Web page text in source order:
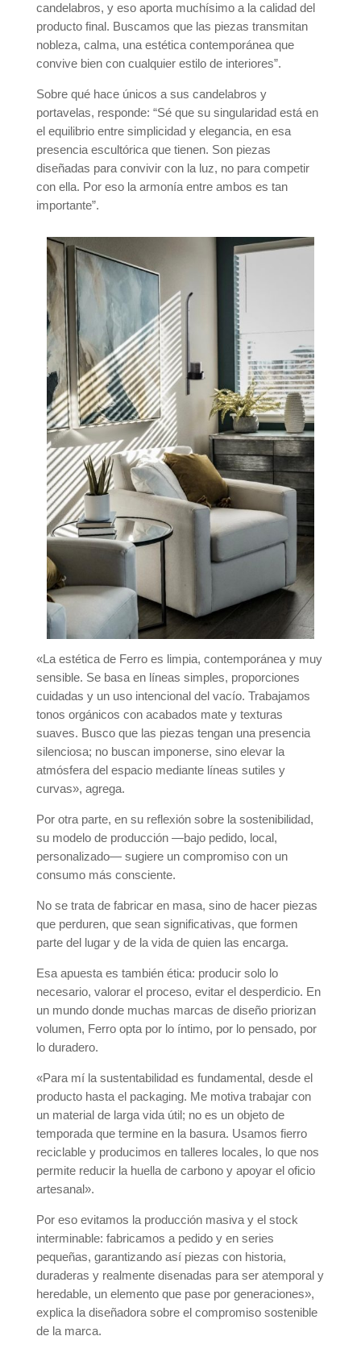
candelabros, y eso aporta muchísimo a la calidad del
producto final. Buscamos que las piezas transmitan
nobleza, calma, una estética contemporánea que
convive bien con cualquier estilo de interiores”.
Sobre qué hace únicos a sus candelabros y
portavelas, responde: “Sé que su singularidad está en
el equilibrio entre simplicidad y elegancia, en esa
presencia escultórica que tienen. Son piezas
diseñadas para convivir con la luz, no para competir
con ella. Por eso la armonía entre ambos es tan
importante”.
«La estética de Ferro es limpia, contemporánea y muy
sensible. Se basa en líneas simples, proporciones
cuidadas y un uso intencional del vacío. Trabajamos
tonos orgánicos con acabados mate y texturas
suaves. Busco que las piezas tengan una presencia
silenciosa; no buscan imponerse, sino elevar la
atmósfera del espacio mediante líneas sutiles y
curvas», agrega.
Por otra parte, en su reflexión sobre la sostenibilidad,
su modelo de producción —bajo pedido, local,
personalizado— sugiere un compromiso con un
consumo más consciente.
No se trata de fabricar en masa, sino de hacer piezas
que perduren, que sean significativas, que formen
parte del lugar y de la vida de quien las encarga.
Esa apuesta es también ética: producir solo lo
necesario, valorar el proceso, evitar el desperdicio. En
un mundo donde muchas marcas de diseño priorizan
volumen, Ferro opta por lo íntimo, por lo pensado, por
lo duradero.
«Para mí la sustentabilidad es fundamental, desde el
producto hasta el packaging. Me motiva trabajar con
un material de larga vida útil; no es un objeto de
temporada que termine en la basura. Usamos fierro
reciclable y producimos en talleres locales, lo que nos
permite reducir la huella de carbono y apoyar el oficio
artesanal».
Por eso evitamos la producción masiva y el stock
interminable: fabricamos a pedido y en series
pequeñas, garantizando así piezas con historia,
duraderas y realmente disenadas para ser atemporal y
heredable, un elemento que pase por generaciones»,
explica la diseñadora sobre el compromiso sostenible
de la marca.